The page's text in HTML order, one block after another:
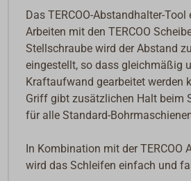
Das TERCOO-Abstandhalter-
Arbeiten mit den TERCOO
Stellschraube wird der Abstand
eingestellt, so dass gleichmäßig
Kraftaufwand gearbeitet werden
Griff gibt zusätzlichen Halt beim
für alle Standard-
In Kombination mit der TERCOO
wird das Schleifen einfach und